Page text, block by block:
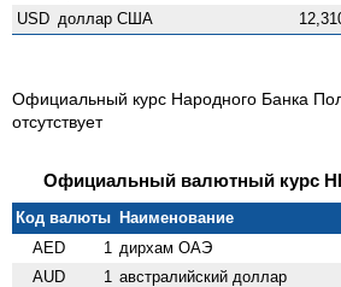
USD доллар США
Официальный курс Народного Банка
отсутствует
Официальный валютный курс
Код валюты Наименование
AED
1 дирхам ОАЭ
AUD 1 австралийский доллар